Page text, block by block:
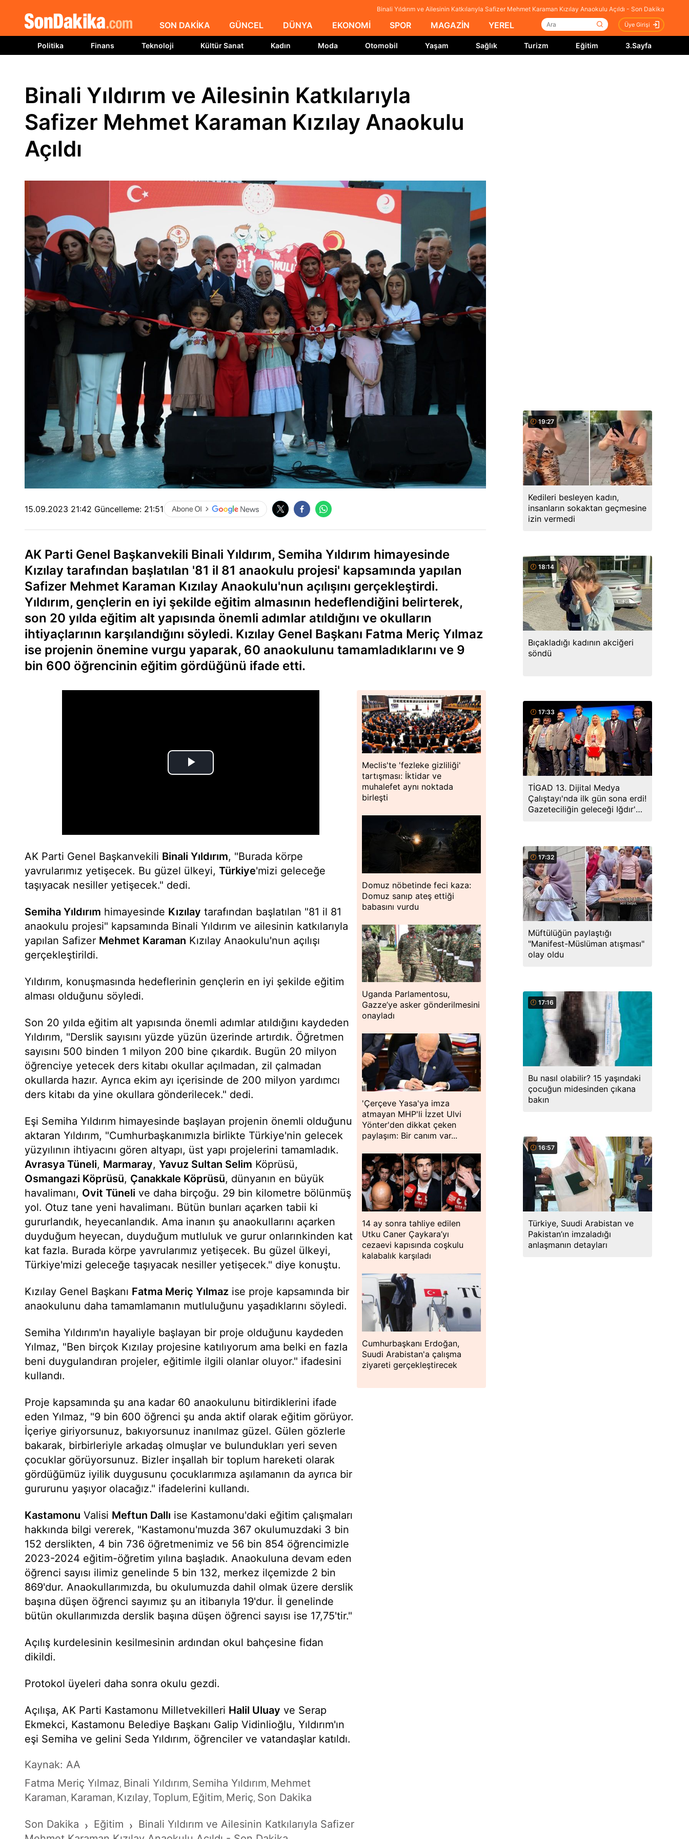
Binali Yıldırım ve Ailesinin Katkılarıyla Safizer Mehmet Karaman Kızılay Anaokulu Açıldı - Son Dakika
SON DAKİKA GÜNCEL DÜNYA EKONOMİ SPOR MAGAZİN YEREL Üye Girişi
Politika Finans Teknoloji Kültür Sanat Kadın Moda Otomobil Yaşam Sağlık Turizm Eğitim 3.Sayfa
Binali Yıldırım ve Ailesinin Katkılarıyla
Safizer Mehmet Karaman Kızılay Anaokulu
Açıldı
15.09.2023 21:42 Güncelleme: 21:51
AK Parti Genel Başkanvekili Binali Yıldırım, Semiha Yıldırım himayesinde
Kızılay tarafından başlatılan '81 il 81 anaokulu projesi' kapsamında yapılan
Safizer Mehmet Karaman Kızılay Anaokulu'nun açılışını gerçekleştirdi.
Yıldırım, gençlerin en iyi şekilde eğitim almasının hedeflendiğini belirterek,
son 20 yılda eğitim alt yapısında önemli adımlar atıldığını ve okulların
ihtiyaçlarının karşılandığını söyledi. Kızılay Genel Başkanı Fatma Meriç Yılmaz
ise projenin önemine vurgu yaparak, 60 anaokulunu tamamladıklarını ve 9
bin 600 öğrencinin eğitim gördüğünü ifade etti.
AK Parti Genel Başkanvekili Binali Yıldırım, "Burada körpe
yavrularımız yetişecek. Bu güzel ülkeyi, Türkiye'mizi geleceğe
taşıyacak nesiller yetişecek." dedi.
Semiha Yıldırım himayesinde Kızılay tarafından başlatılan "81 il 81
anaokulu projesi" kapsamında Binali Yıldırım ve ailesinin katkılarıyla
yapılan Safizer Mehmet Karaman Kızılay Anaokulu'nun açılışı
gerçekleştirildi.
Yıldırım, konuşmasında hedeflerinin gençlerin en iyi şekilde eğitim
alması olduğunu söyledi.
Son 20 yılda eğitim alt yapısında önemli adımlar atıldığını kaydeden
Yıldırım, "Derslik sayısını yüzde yüzün üzerinde artırdık. Öğretmen
sayısını 500 binden 1 milyon 200 bine çıkardık. Bugün 20 milyon
öğrenciye yetecek ders kitabı okullar açılmadan, zil çalmadan
okullarda hazır. Ayrıca ekim ayı içerisinde de 200 milyon yardımcı
ders kitabı da yine okullara gönderilecek." dedi.
Eşi Semiha Yıldırım himayesinde başlayan projenin önemli olduğunu
aktaran Yıldırım, "Cumhurbaşkanımızla birlikte Türkiye'nin gelecek
yüzyılının ihtiyacını gören altyapı, üst yapı projelerini tamamladık.
Avrasya Tüneli, Marmaray, Yavuz Sultan Selim Köprüsü,
Osmangazi Köprüsü, Çanakkale Köprüsü, dünyanın en büyük
havalimanı, Ovit Tüneli ve daha birçoğu. 29 bin kilometre bölünmüş
yol. Otuz tane yeni havalimanı. Bütün bunları açarken tabii ki
gururlandık, heyecanlandık. Ama inanın şu anaokullarını açarken
duyduğum heyecan, duyduğum mutluluk ve gurur onlarınkinden kat
kat fazla. Burada körpe yavrularımız yetişecek. Bu güzel ülkeyi,
Türkiye'mizi geleceğe taşıyacak nesiller yetişecek." diye konuştu.
Kızılay Genel Başkanı Fatma Meriç Yılmaz ise proje kapsamında bir
anaokulunu daha tamamlamanın mutluluğunu yaşadıklarını söyledi.
Semiha Yıldırım'ın hayaliyle başlayan bir proje olduğunu kaydeden
Yılmaz, "Ben birçok Kızılay projesine katılıyorum ama belki en fazla
beni duygulandıran projeler, eğitimle ilgili olanlar oluyor." ifadesini
kullandı.
Proje kapsamında şu ana kadar 60 anaokulunu bitirdiklerini ifade
eden Yılmaz, "9 bin 600 öğrenci şu anda aktif olarak eğitim görüyor.
İçeriye giriyorsunuz, bakıyorsunuz inanılmaz güzel. Gülen gözlerle
bakarak, birbirleriyle arkadaş olmuşlar ve bulundukları yeri seven
çocuklar görüyorsunuz. Bizler inşallah bir toplum hareketi olarak
gördüğümüz iyilik duygusunu çocuklarımıza aşılamanın da ayrıca bir
gururunu yaşıyor olacağız." ifadelerini kullandı.
Kastamonu Valisi Meftun Dallı ise Kastamonu'daki eğitim çalışmaları
hakkında bilgi vererek, "Kastamonu'muzda 367 okulumuzdaki 3 bin
152 derslikten, 4 bin 736 öğretmenimiz ve 56 bin 854 öğrencimizle
2023-2024 eğitim-öğretim yılına başladık. Anaokuluna devam eden
öğrenci sayısı ilimiz genelinde 5 bin 132, merkez ilçemizde 2 bin
869'dur. Anaokullarımızda, bu okulumuzda dahil olmak üzere derslik
başına düşen öğrenci sayımız şu an itibarıyla 19'dur. İl genelinde
bütün okullarımızda derslik başına düşen öğrenci sayısı ise 17,75'tir."
Açılış kurdelesinin kesilmesinin ardından okul bahçesine fidan
dikildi.
Protokol üyeleri daha sonra okulu gezdi.
Açılışa, AK Parti Kastamonu Milletvekilleri Halil Uluay ve Serap
Ekmekci, Kastamonu Belediye Başkanı Galip Vidinlioğlu, Yıldırım'ın
eşi Semiha ve gelini Seda Yıldırım, öğrenciler ve vatandaşlar katıldı.
Kaynak: AA
Fatma Meriç Yılmaz, Binali Yıldırım, Semiha Yıldırım, Mehmet
Karaman, Karaman, Kızılay, Toplum, Eğitim, Meriç, Son Dakika
Son Dakika › Eğitim › Binali Yıldırım ve Ailesinin Katkılarıyla Safizer
Meclis'te 'fezleke gizliliği'
tartışması: İktidar ve
muhalefet aynı noktada
birleşti
Domuz nöbetinde feci kaza:
Domuz sanıp ateş ettiği
babasını vurdu
Uganda Parlamentosu,
Gazze’ye asker gönderilmesini
onayladı
'Çerçeve Yasa'ya imza
atmayan MHP'li İzzet Ulvi
Yönter'den dikkat çeken
paylaşım: Bir canım var...
14 ay sonra tahliye edilen
Utku Caner Çaykara’yı
cezaevi kapısında coşkulu
kalabalık karşıladı
Cumhurbaşkanı Erdoğan,
Suudi Arabistan'a çalışma
ziyareti gerçekleştirecek
19:27
Kedileri besleyen kadın,
insanların sokaktan geçmesine
izin vermedi
18:14
Bıçakladığı kadının akciğeri
söndü
17:33
TİGAD 13. Dijital Medya
Çalıştayı'nda ilk gün sona erdi!
Gazeteciliğin geleceği Iğdır'da
17:32
Müftülüğün paylaştığı
"Manifest-Müslüman atışması"
olay oldu
17:16
Bu nasıl olabilir? 15 yaşındaki
çocuğun midesinden çıkana
bakın
16:57
Türkiye, Suudi Arabistan ve
Pakistan’ın imzaladığı
anlaşmanın detayları